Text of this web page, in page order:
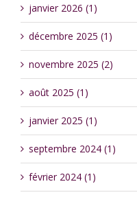
janvier 2026 (1)
décembre 2025 (1)
novembre 2025 (2)
août 2025 (1)
janvier 2025 (1)
septembre 2024 (1)
février 2024 (1)